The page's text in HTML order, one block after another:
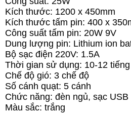
Kích thước: 1200 x 450mm
Kích thước tấm pin: 400 x
Công suất tấm pin: 20W 9V
Dung lượng pin: Lithium ion
Bộ sạc điện 220V: 1.5A
Thời gian sử dụng: 10-12 tiếng
Chế độ gió: 3 chế độ
Số cánh quạt: 5 cánh
Chức năng: đèn ngủ, sạc USB
Màu sắc: trắng